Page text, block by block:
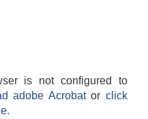
is not configured to
adobe Acrobatorclick